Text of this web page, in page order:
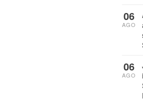
06
AGO
06
AGO